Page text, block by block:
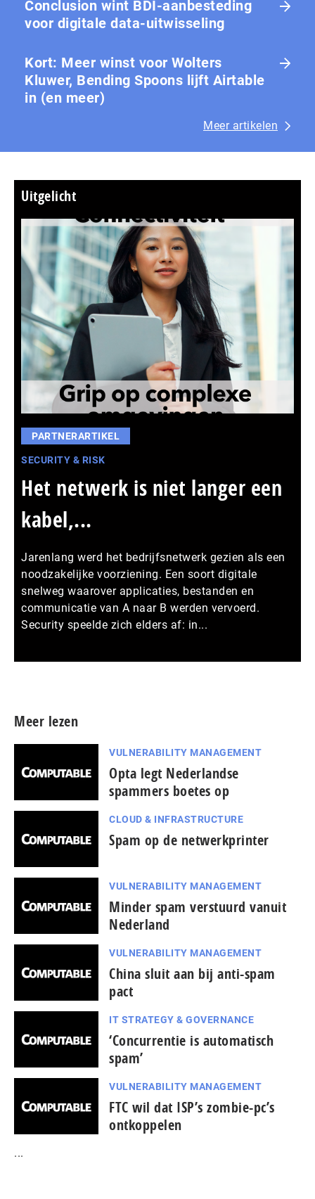
Conclusion wint BDI-aanbesteding
voor digitale data-uitwisseling
Kort: Meer winst voor Wolters
Kluwer, Bending Spoons lijft Airtable
in (en meer)
Meer artikelen
Uitgelicht
PARTNERARTIKEL
SECURITY & RISK
Het netwerk is niet langer een
kabel,...
Jarenlang werd het bedrijfsnetwerk gezien als een
noodzakelijke voorziening. Een soort digitale
snelweg waarover applicaties, bestanden en
communicatie van A naar B werden vervoerd.
Security speelde zich elders af: in...
Meer lezen
VULNERABILITY MANAGEMENT
Opta legt Nederlandse
spammers boetes op
CLOUD & INFRASTRUCTURE
Spam op de netwerkprinter
VULNERABILITY MANAGEMENT
Minder spam verstuurd vanuit
Nederland
VULNERABILITY MANAGEMENT
China sluit aan bij anti-spam
pact
IT STRATEGY & GOVERNANCE
‘Concurrentie is automatisch
spam’
VULNERABILITY MANAGEMENT
FTC wil dat ISP’s zombie-pc’s
ontkoppelen
...